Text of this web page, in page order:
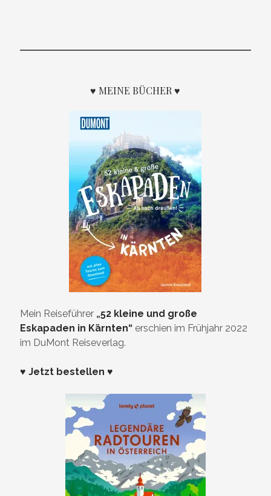
♥ MEINE BÜCHER ♥
Mein Reiseführer „52 kleine und große
Eskapaden in Kärnten“ erschien im Frühjahr 2022
im DuMont Reiseverlag.
♥ Jetzt bestellen ♥